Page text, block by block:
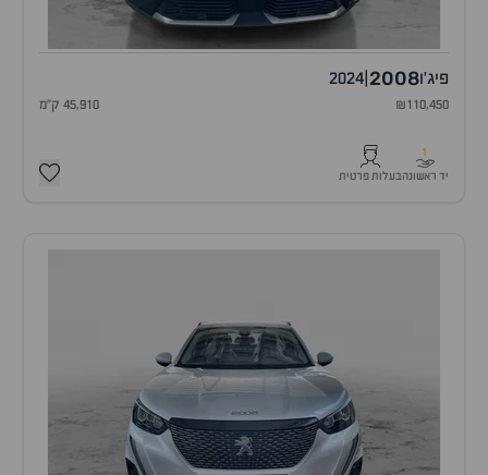
פיג'ו2008
2024
₪110,450 45,910 ק"מ
1
יד ראשונהבעלות פרטית